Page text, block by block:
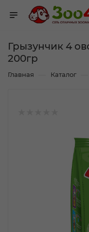
Грызунчик 4
200гр
Главная Каталог